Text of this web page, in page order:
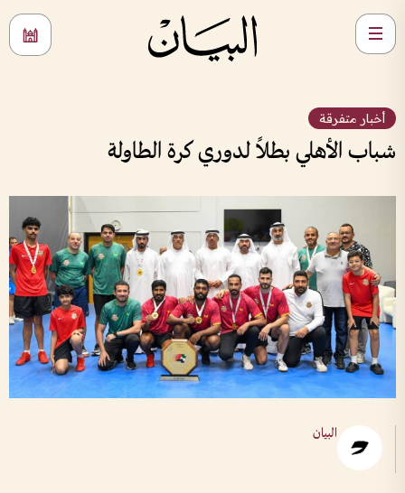
أخبار متفرقة
شباب الأهلي بطلاً لدوري كرة الطاولة
البيان